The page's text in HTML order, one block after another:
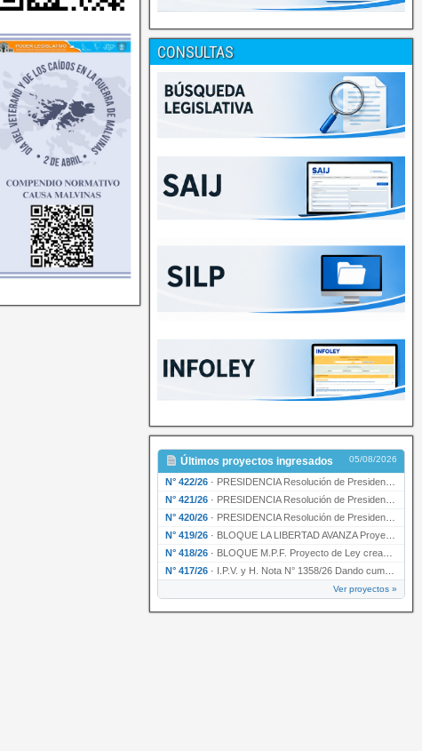
CONSULTAS
Últimos proyectos ingresados 05/08/2026
N° 422/26 · PRESIDENCIA Resolución de Presidencia N° 200/26 para su ratificación.
N° 421/26 · PRESIDENCIA Resolución de Presidencia N° 199/26 para su ratificación.
N° 420/26 · PRESIDENCIA Resolución de Presidencia N° 198/26 para su ratificación.
N° 419/26 · BLOQUE LA LIBERTAD AVANZA Proyecto de Ley declarando la esencialidad del servicio educativ…
N° 418/26 · BLOQUE M.P.F. Proyecto de Ley creando el Ente Único Regulador de servicios públicos de la …
N° 417/26 · I.P.V. y H. Nota N° 1358/26 Dando cumplimiento al artículo 29 de la Ley provincial N° 1399…
Ver proyectos »